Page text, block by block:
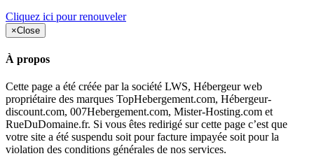
Cliquez ici pour renouveler
×Close
À propos
Cette page a été créée par la société LWS, Hébergeur web
propriétaire des marques TopHebergement.com, Hébergeur-
discount.com, 007Hebergement.com, Mister-Hosting.com et
RueDuDomaine.fr. Si vous êtes redirigé sur cette page c’est que
votre site a été suspendu soit pour facture impayée soit pour la
violation des conditions générales de nos services.